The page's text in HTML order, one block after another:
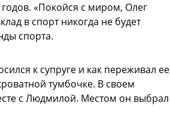
«Покойся с миром, Олег
в спорт никогда не будет
спорта.
к супруге и как переживал ее
тумбочке. В своем
с Людмилой. Местом он выбрал